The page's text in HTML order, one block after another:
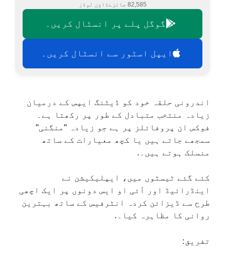
82,585 جائزے ڈاؤن لوڈز
گوگل پلے پر انسٹال کریں۔
ایپل اسٹور سے انسٹال کریں۔
اندرونی حلقہ خود کو ڈیٹنگ ایپس کے درمیان
زیادہ منتخب متبادل کے طور پر رکھتا ہے۔
فوکس ان پروفائلز پر ہے جو زیادہ "منگنی"
سمجھے جاتے ہیں یا کچھ معیارات کے ساتھ
منسلک ہوتے ہیں۔.
کئے گئے ٹیسٹوں میں، ایپلیکیشن نے
اینڈرائیڈ اور آئی او ایس دونوں پر ایک اچھی
طرح سے ڈیزائن کردہ انٹرفیس کے ساتھ بہترین
روانی کا مظاہرہ کیا۔.
تفریق: